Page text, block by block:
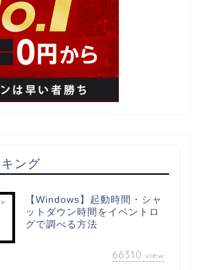
ング
【Windows】起動時間・シャ
ットダウン時間をイベントロ
グで調べる方法
66310 view